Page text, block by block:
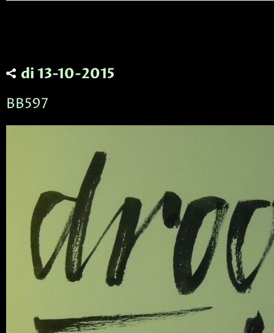
di 13-10-2015
BB597